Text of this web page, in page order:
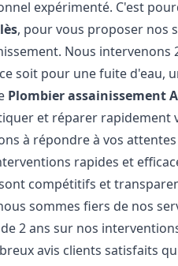
expérimenté. C'est
, pour vous proposer nos
Nous intervenons
soit pour une fuite d'eau,
Plombier assainissement
et réparer rapidement
à répondre à vos
rapides et
compétitifs et
sommes fiers de nos
2 ans sur nos
avis clients satisfaits